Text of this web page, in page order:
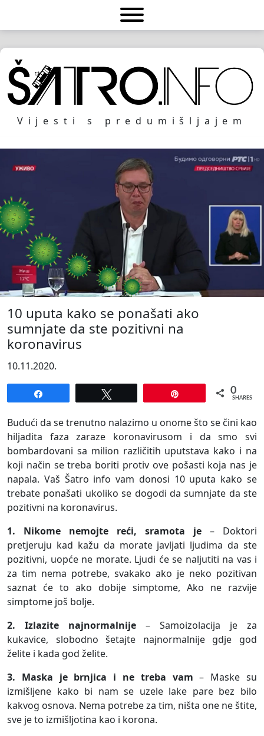
Vijesti s predumišljajem
10 uputa kako se ponašati ako
sumnjate da ste pozitivni na
koronavirus
10.11.2020.
0
SHARES
Budući da se trenutno nalazimo u onome što se čini kao
hiljadita faza zaraze koronavirusom i da smo svi
bombardovani sa milion različitih uputstava kako i na
koji način se treba boriti protiv ove pošasti koja nas je
napala. Vaš Šatro info vam donosi 10 uputa kako se
trebate ponašati ukoliko se dogodi da sumnjate da ste
pozitivni na koronavirus.
1. Nikome nemojte reći, sramota je – Doktori
pretjeruju kad kažu da morate javljati ljudima da ste
pozitivni, uopće ne morate. Ljudi će se naljutiti na vas i
za tim nema potrebe, svakako ako je neko pozitivan
saznat će to ako dobije simptome, Ako ne razvije
simptome još bolje.
2. Izlazite najnormalnije – Samoizolacija je za
kukavice, slobodno šetajte najnormalnije gdje god
želite i kada god želite.
3. Maska je brnjica i ne treba vam – Maske su
izmišljene kako bi nam se uzele lake pare bez bilo
kakvog osnova. Nema potrebe za tim, ništa one ne štite,
sve je to izmišljotina kao i korona.